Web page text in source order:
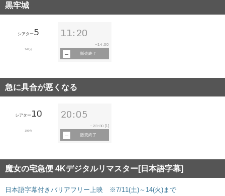
黒牢城
シアター5
147分
11:20
~14:00
販売終了
急に具合が悪くなる
シアター10
196分
20:05
~ 23:30 [L]
販売終了
魔女の宅急便 4Kデジタルリマスター[日本語字幕]
日本語字幕付きバリアフリー上映 ※7/11(土)～14(火)まで